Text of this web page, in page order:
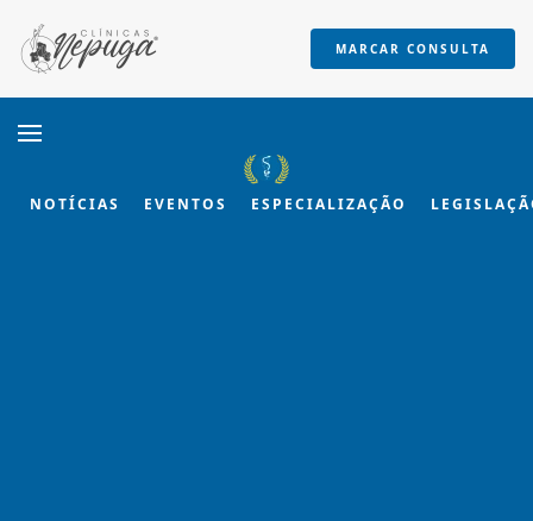
Skip to main content
MARCAR CONSULTA
NOTÍCIAS EVENTOS ESPECIALIZAÇÃO